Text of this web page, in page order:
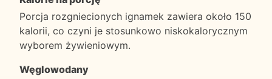
Porcja rozgniecionych ignamek zawiera około 150
kalorii, co czyni je stosunkowo niskokalorycznym
wyborem żywieniowym.
Węglowodany